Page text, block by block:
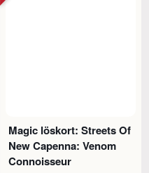
Magic löskort: Streets Of
New Capenna: Venom
Connoisseur